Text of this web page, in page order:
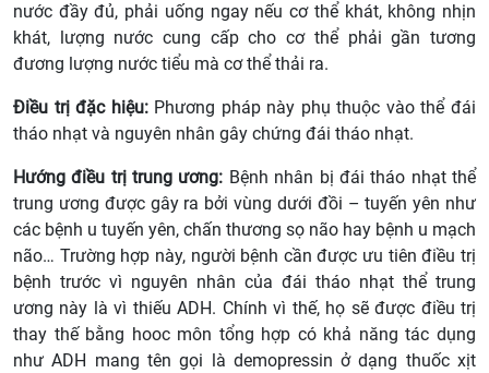
nước đầy đủ, phải uống ngay nếu cơ thể khát, không nhịn
khát, lượng nước cung cấp cho cơ thể phải gần tương
đương lượng nước tiểu mà cơ thể thải ra.
Điều trị đặc hiệu:Phương pháp này phụ thuộc vào thể đái
tháo nhạt và nguyên nhân gây chứng đái tháo nhạt.
Hướng điều trị trung ương: Bệnh nhân bị đái tháo nhạt thể
trung ương được gây ra bởi vùng dưới đồi – tuyến yên như
các bệnh u tuyến yên, chấn thương sọ não hay bệnh u mạch
não… Trường hợp này, người bệnh cần được ưu tiên điều trị
bệnh trước vì nguyên nhân của đái tháo nhạt thể trung
ương này là vì thiếu ADH. Chính vì thế, họ sẽ được điều trị
thay thế bằng hooc môn tổng hợp có khả năng tác dụng
như ADH mang tên gọi là demopressin ở dạng thuốc xịt